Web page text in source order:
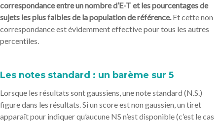
correspondance entre un nombre d’E-T et les pourcentages de
sujets les plus faibles de la population de référence.Et cette non
correspondance est évidemment effective pour tous les autres
percentiles.
Les notes standard : un barème sur 5
Lorsque les résultats sont gaussiens, une note standard (N.S.)
figure dans les résultats. Si un score est non gaussien, un tiret
apparaît pour indiquer qu’aucune NS n’est disponible (c’est le cas